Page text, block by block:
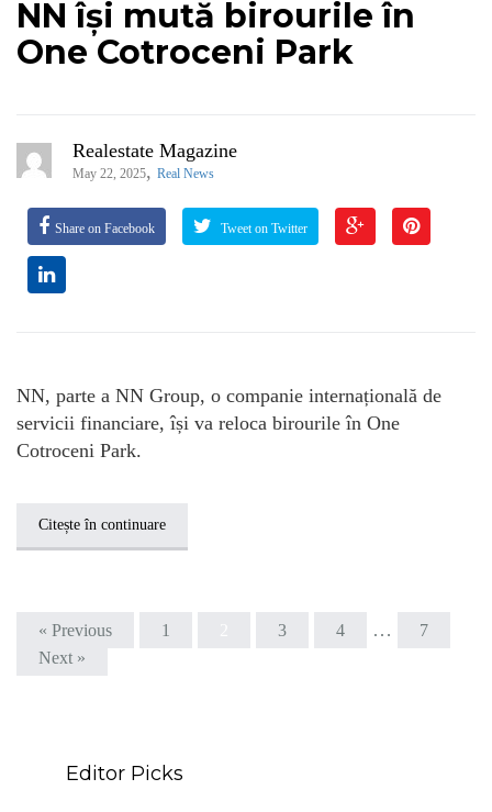
NN își mută birourile în
One Cotroceni Park
Realestate Magazine
May 22, 2025, Real News
Share on Facebook Tweet on Twitter
NN, parte a NN Group, o companie internațională de
servicii financiare, își va reloca birourile în One
Cotroceni Park.
Citește în continuare
« Previous 1 3 4 …
7
Next »
Editor Picks